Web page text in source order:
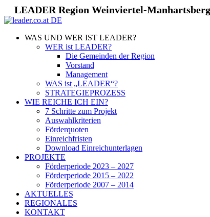
LEADER Region Weinviertel-Manhartsberg
WAS UND WER IST LEADER?
WER ist LEADER?
Die Gemeinden der Region
Vorstand
Management
WAS ist „LEADER“?
STRATEGIEPROZESS
WIE REICHE ICH EIN?
7 Schritte zum Projekt
Auswahlkriterien
Förderquoten
Einreichfristen
Download Einreichunterlagen
PROJEKTE
Förderperiode 2023 – 2027
Förderperiode 2015 – 2022
Förderperiode 2007 – 2014
AKTUELLES
REGIONALES
KONTAKT